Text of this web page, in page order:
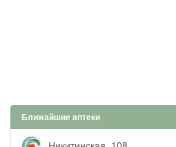
Ближайшие аптеки